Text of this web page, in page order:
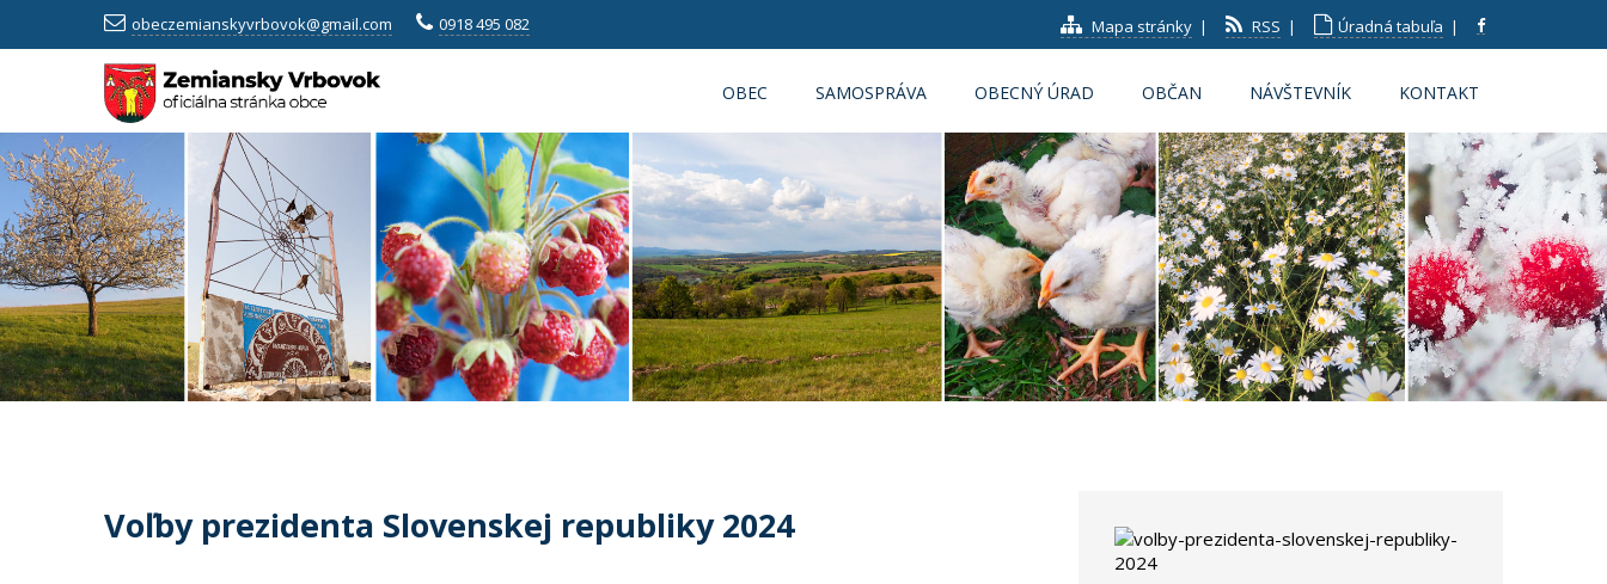
obeczemianskyvrbovok@gmail.com 0918 495 082 Mapa stránky | RSS | Úradná tabuľa |
OBEC SAMOSPRÁVA OBECNÝ ÚRAD OBČAN NÁVŠTEVNÍK KONTAKT
Voľby prezidenta Slovenskej republiky 2024